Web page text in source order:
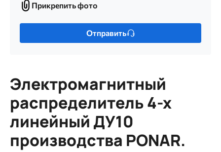
Прикрепить
фото
Прикрепить фото
Только
МБ.
Допустимые
типы:
gif
jpg
jpeg
Отправить
Электромагнитный
распределитель 4-х
линейный ДУ10
производства PONAR.